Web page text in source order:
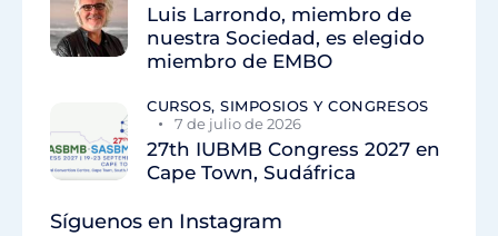
Luis Larrondo, miembro de
nuestra Sociedad, es elegido
miembro de EMBO
CURSOS, SIMPOSIOS Y CONGRESOS
7 de julio de 2026
27th IUBMB Congress 2027 en
Cape Town, Sudáfrica
Síguenos en Instagram